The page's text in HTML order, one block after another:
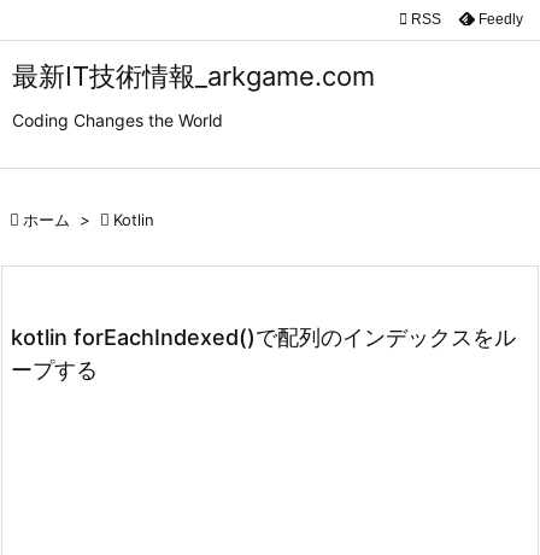
最新IT技術情報_arkgame.com
Coding Changes the World


検索
 RSS Feedly
 ホーム >  Kotlin
kotlin forEachIndexed()で配列のインデックスをル
ープする